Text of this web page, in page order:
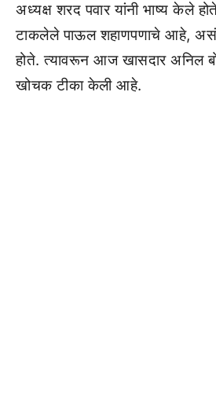
अध्यक्ष शरद पवार यांनी भाष्य केले
टाकलेले पाऊल शहाणपणाचे आहे, असं
होते. त्यावरून आज खासदार अनिल
खोचक टीका केली आहे.